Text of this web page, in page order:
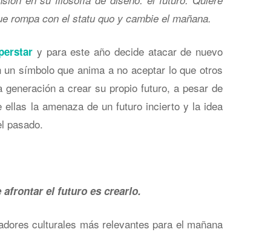
rompa con el statu quo y cambie el mañana.
y para este año decide atacar de nuevo
símbolo que anima a no aceptar lo que otros
a crear su propio futuro, a pesar de
la amenaza de un futuro incierto y la idea
pasado.
afrontar el futuro es crearlo.
culturales más relevantes para el mañana